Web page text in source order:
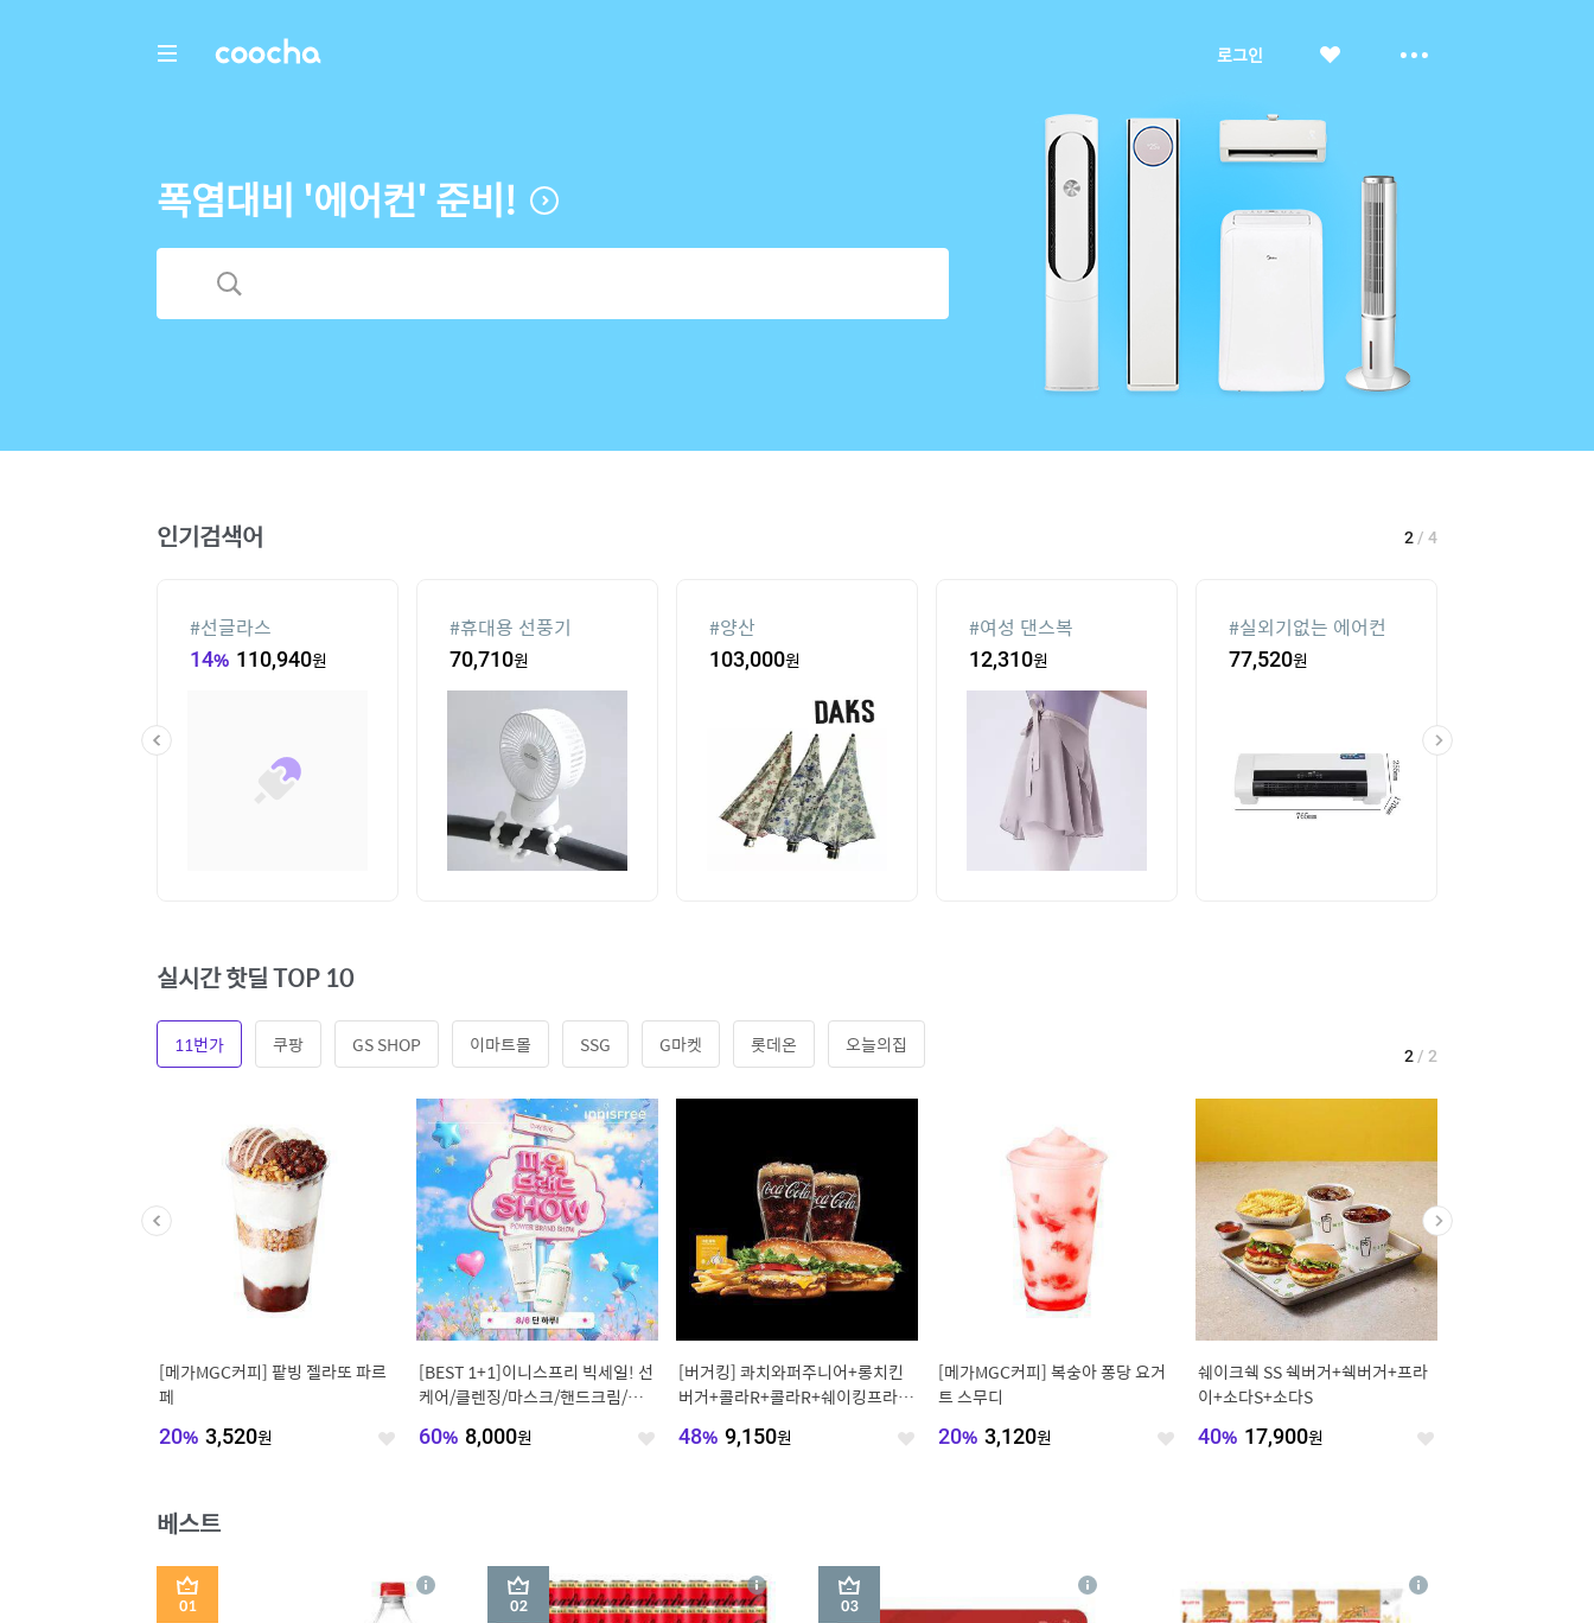
COOCHA 로그인 보
폭염대비 '에어컨' 준비!
인기검색어
#선글라스
14% 110,940원
#휴대용 선풍기
70,710원
#양산
103,000원
#여성 댄스복
12,310원
#실외기없는 에어컨
77,520원
2 / 4
실시간 핫딜 TOP 10
11번가 쿠팡 GS SHOP 이마트몰 SSG G마켓 롯데온 오늘의집
[메가MGC커피] 팥빙 젤라또 파르
페
20% 3,520원 좋
[BEST 1+1]이니스프리 빅세일! 선
케어/클렌징/마스크/핸드크림/레티
60% 8,000원 좋
[버거킹] 콰치와퍼주니어+롱치킨
버거+콜라R+콜라R+쉐이킹프라이
48% 9,150원 좋
[메가MGC커피] 복숭아 퐁당 요거
트 스무디
20% 3,120원 좋
쉐이크쉑 SS 쉑버거+쉑버거+프라
이+소다S+소다S
40% 17,900원 좋
2 / 2
베스트
1
상
2
상
세
3
상
세
상